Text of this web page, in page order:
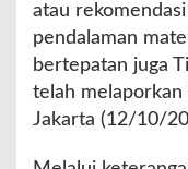
atau
pendalaman
bertepatan juga
telah
Jakarta (12/10/